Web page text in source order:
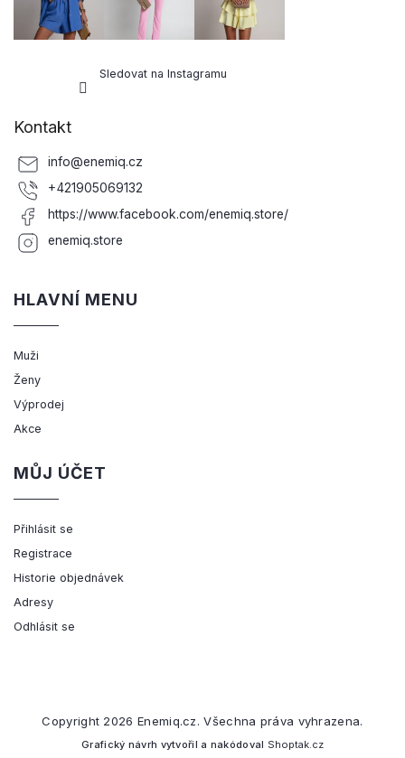
Sledovat na Instagramu
Kontakt
info@enemiq.cz
+421905069132
https://www.facebook.com/enemiq.store/
enemiq.store
HLAVNÍ MENU
Muži
Ženy
Výprodej
Akce
MŮJ ÚČET
Přihlásit se
Registrace
Historie objednávek
Adresy
Odhlásit se
Copyright 2026 Enemiq.cz. Všechna práva vyhrazena.
Grafický návrh vytvořil a nakódoval Shoptak.cz